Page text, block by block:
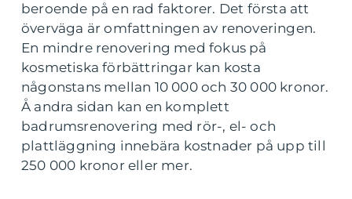
beroende på en rad faktorer. Det första att
överväga är omfattningen av renoveringen.
En mindre renovering med fokus på
kosmetiska förbättringar kan kosta
någonstans mellan 10 000 och 30 000 kronor.
Å andra sidan kan en komplett
badrumsrenovering med rör-, el- och
plattläggning innebära kostnader på upp till
250 000 kronor eller mer.